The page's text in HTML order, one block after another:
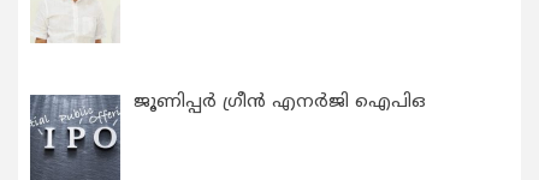
ജൂണിപ്പർ ഗ്രീൻ എനർജി ഐപിഒ